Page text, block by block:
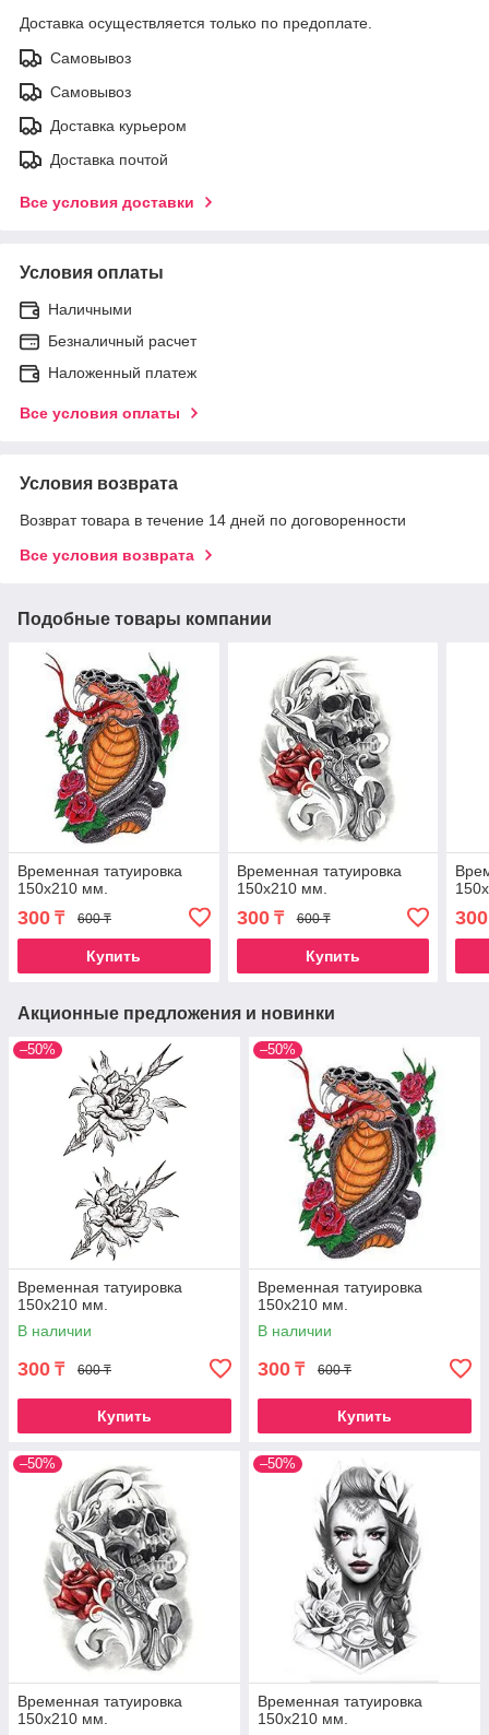
Доставка осуществляется только по предоплате.
Самовывоз
Самовывоз
Доставка курьером
Доставка почтой
Все условия доставки
Условия оплаты
Наличными
Безналичный расчет
Наложенный платеж
Все условия оплаты
Условия возврата
Возврат товара в течение 14 дней по договоренности
Все условия возврата
Подобные товары компании
Временная татуировка
150х210 мм.
300 ₸ 600 ₸
Купить
Временная татуировка
150х210 мм.
300₸ 600 ₸
Купить
300
Акционные предложения и новинки
–50%
Временная татуировка
150х210 мм.
В наличии
300 ₸ 600 ₸
Купить
–50%
Временная татуировка
150х210 мм.
В наличии
300 ₸ 600 ₸
Купить
–50%
Временная татуировка
150х210 мм.
–50%
Временная татуировка
150х210 мм.